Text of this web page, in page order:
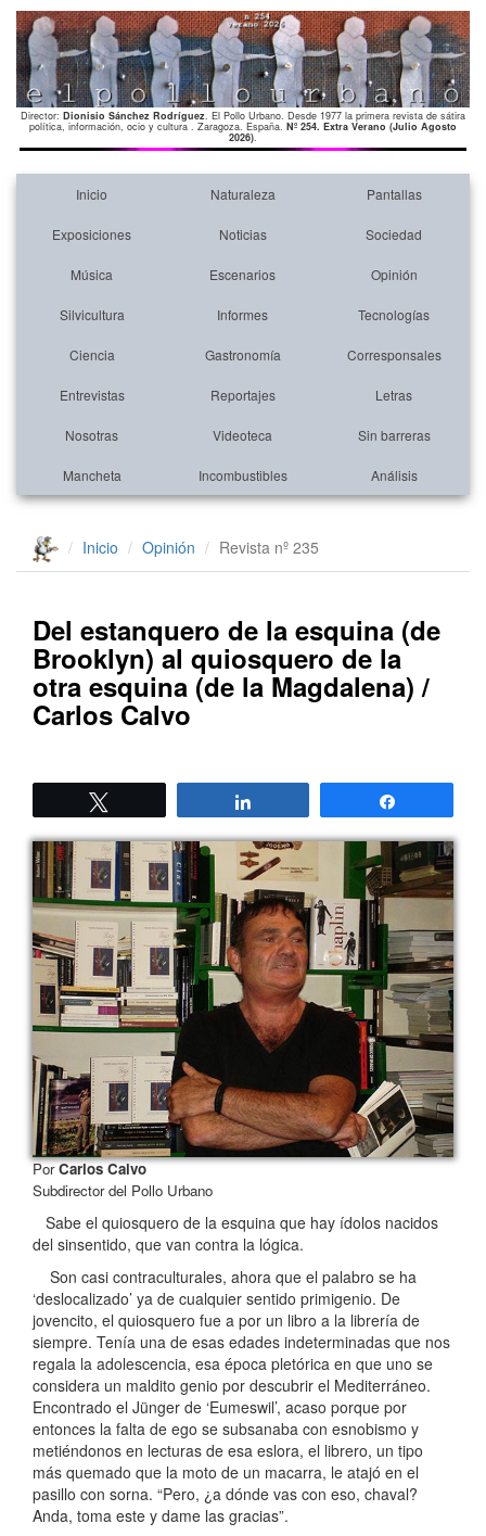
Director: Dionisio Sánchez Rodríguez. El Pollo Urbano. Desde 1977 la primera revista de sátira
política, información, ocio y cultura . Zaragoza. España. Nº 254. Extra Verano (Julio Agosto
2026).
Inicio Naturaleza Pantallas
Exposiciones Noticias Sociedad
Música Escenarios Opinión
Silvicultura Informes Tecnologías
Ciencia Gastronomía Corresponsales
Entrevistas Reportajes Letras
Nosotras Videoteca Sin barreras
Mancheta Incombustibles Análisis
Inicio Opinión Revista nº 235
Del estanquero de la esquina (de
Brooklyn) al quiosquero de la
otra esquina (de la Magdalena) /
Carlos Calvo
PorCarlos Calvo
Subdirector del Pollo Urbano
Sabe el quiosquero de la esquina que hay ídolos nacidos
del sinsentido, que van contra la lógica.
Son casi contraculturales, ahora que el palabro se ha
‘deslocalizado’ ya de cualquier sentido primigenio. De
jovencito, el quiosquero fue a por un libro a la librería de
siempre. Tenía una de esas edades indeterminadas que nos
regala la adolescencia, esa época pletórica en que uno se
considera un maldito genio por descubrir el Mediterráneo.
Encontrado el Jünger de ‘Eumeswil’, acaso porque por
entonces la falta de ego se subsanaba con esnobismo y
metiéndonos en lecturas de esa eslora, el librero, un tipo
más quemado que la moto de un macarra, le atajó en el
pasillo con sorna. “Pero, ¿a dónde vas con eso, chaval?
Anda, toma este y dame las gracias”.